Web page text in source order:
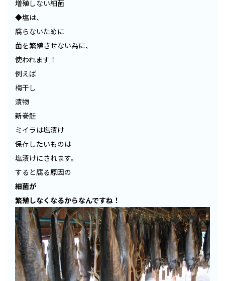
増殖しない細菌
◆塩は、
腐らないために
菌を繁殖させない為に、
使われます！
例えば
梅干し
漬物
新巻鮭
ミイラは塩漬け
保存したいものは
塩漬けにされます。
すると腐る原因の
細菌が
繁殖しなくなるからなんですね！